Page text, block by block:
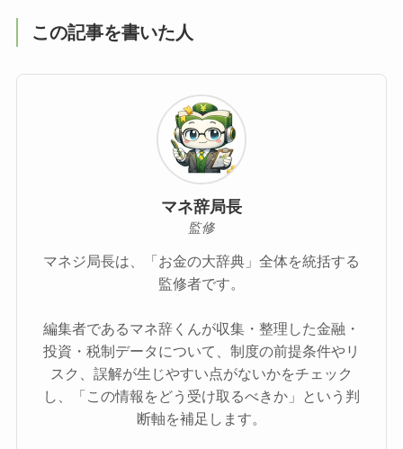
この記事を書いた人
マネ辞局長
監修
マネジ局長は、「お金の大辞典」全体を統括する
監修者です。
編集者であるマネ辞くんが収集・整理した金融・
投資・税制データについて、制度の前提条件やリ
スク、誤解が生じやすい点がないかをチェック
し、「この情報をどう受け取るべきか」という判
断軸を補足します。